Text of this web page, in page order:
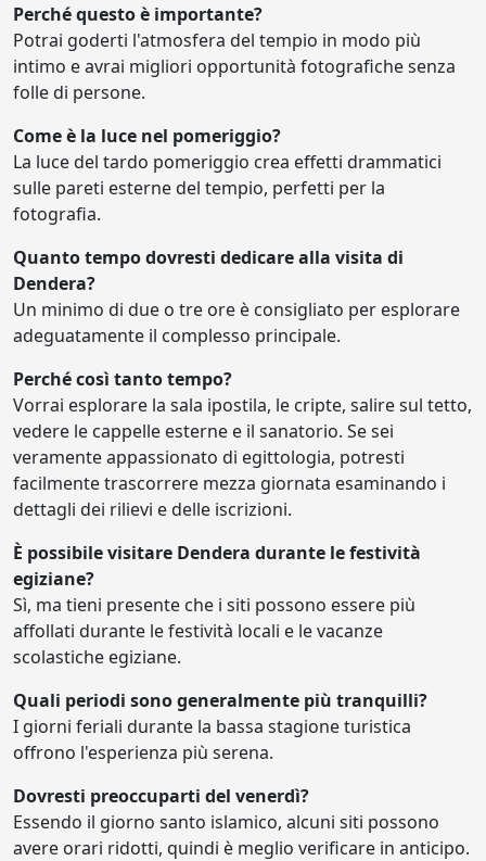
Perché questo è importante?
Potrai goderti l'atmosfera del tempio in modo più
intimo e avrai migliori opportunità fotografiche senza
folle di persone.
Come è la luce nel pomeriggio?
La luce del tardo pomeriggio crea effetti drammatici
sulle pareti esterne del tempio, perfetti per la
fotografia.
Quanto tempo dovresti dedicare alla visita di
Dendera?
Un minimo di due o tre ore è consigliato per esplorare
adeguatamente il complesso principale.
Perché così tanto tempo?
Vorrai esplorare la sala ipostila, le cripte, salire sul tetto,
vedere le cappelle esterne e il sanatorio. Se sei
veramente appassionato di egittologia, potresti
facilmente trascorrere mezza giornata esaminando i
dettagli dei rilievi e delle iscrizioni.
È possibile visitare Dendera durante le festività
egiziane?
Sì, ma tieni presente che i siti possono essere più
affollati durante le festività locali e le vacanze
scolastiche egiziane.
Quali periodi sono generalmente più tranquilli?
I giorni feriali durante la bassa stagione turistica
offrono l'esperienza più serena.
Dovresti preoccuparti del venerdì?
Essendo il giorno santo islamico, alcuni siti possono
avere orari ridotti, quindi è meglio verificare in anticipo.